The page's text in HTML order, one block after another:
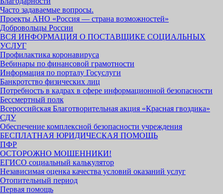
Часто задаваемые вопросы.
Проекты АНО «Россия — страна возможностей»
Добровольцы России
ВСЯ ИНФОРМАЦИЯ О ПОСТАВЩИКЕ СОЦИАЛЬНЫХ
УСЛУГ
Профилактика коронавируса
Вебинары по финансовой грамотности
Информация по порталу Госуслуги
Банкротство физических лиц
Потребность в кадрах в сфере информационной безопасности
Бессмертный полк
Всероссийская Благотворительная акция «Красная гвоздика»
СДУ
Обеспечение комплексной безопасности учреждения
БЕСПЛАТНАЯ ЮРИДИЧЕСКАЯ ПОМОЩЬ
ПФР
ОСТОРОЖНО МОШЕННИКИ!
ЕГИСО социальный калькулятор
Независимая оценка качества условий оказаний услуг
Отопительный период
Первая помощь